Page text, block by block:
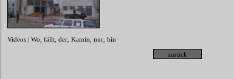
Videos |Wo ,fällt ,der ,Kamin ,nur ,hin